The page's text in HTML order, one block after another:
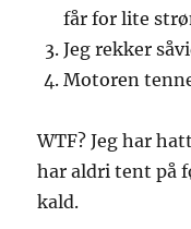
får for lite
Jeg rekker
Motoren
WTF? Jeg har
haraldri tent på
kald.